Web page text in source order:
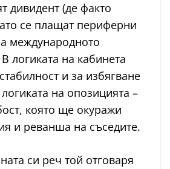
дивидент (де факто
се плащат периферни
международното
логиката на кабинета
и за избягване
на опозицията –
която ще окуражи
и реванша на съседите.
си реч той отговаря